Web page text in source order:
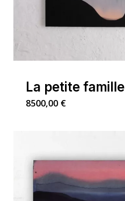
La petite famille
8500,00 €